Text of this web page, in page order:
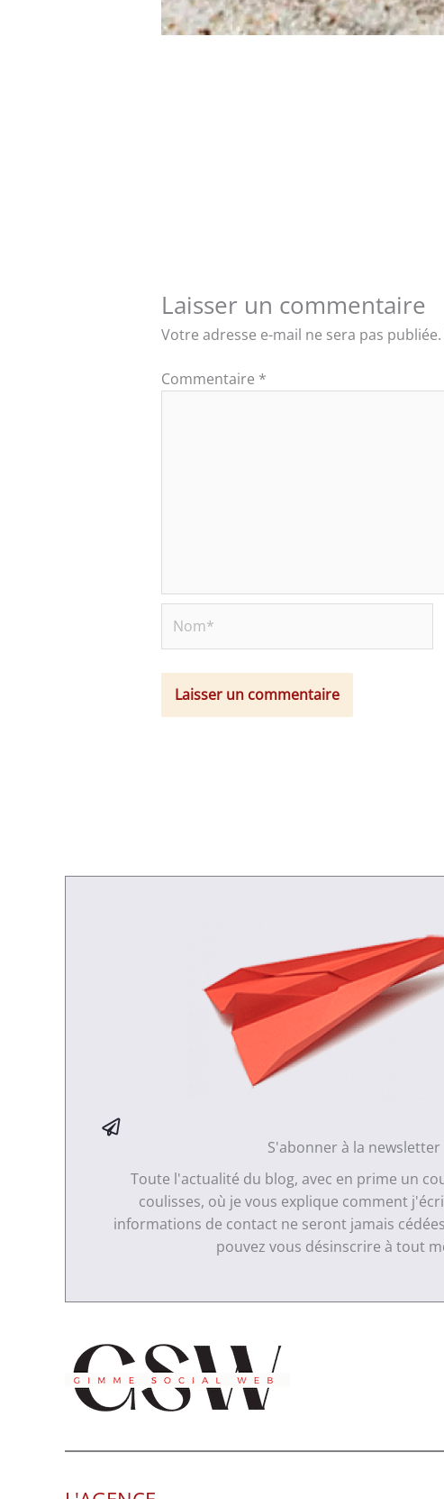
Laisser un commentaire
Votre adresse e-mail ne sera pas publiée.
Commentaire *
S'abonner à la newsletter
Toute l'actualité du blog, avec en prime un
coulisses, où je vous explique comment
informations de contact ne seront jamais
pouvez vous désinscrire à tout